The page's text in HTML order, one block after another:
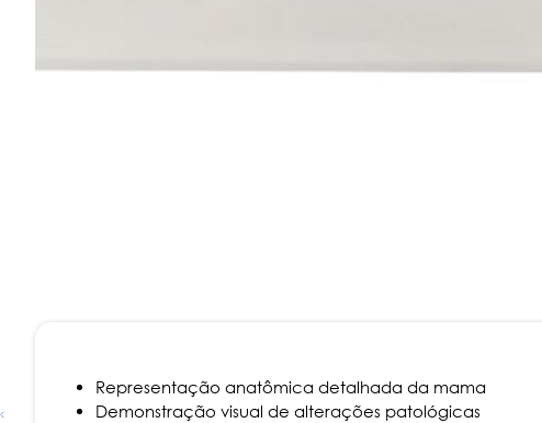
Representação anatômica detalhada da mama
Demonstração visual de alterações patológicas